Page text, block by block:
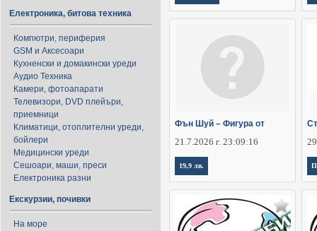
Електроника, битова техника
Компютри, периферия
GSM и Аксесоари
Кухненски и домакински уреди
Аудио Техника
Камери, фотоапарати
Телевизори, DVD плейъри,
приемници
Климатици, отоплителни уреди,
бойлери
Медицински уреди
Сешоари, маши, преси
Електроника разни
Екскурзии, почивки
На море
Фън Шуй – Фигура от
21.7.2026 г. 23:09:16
19,9 лв.